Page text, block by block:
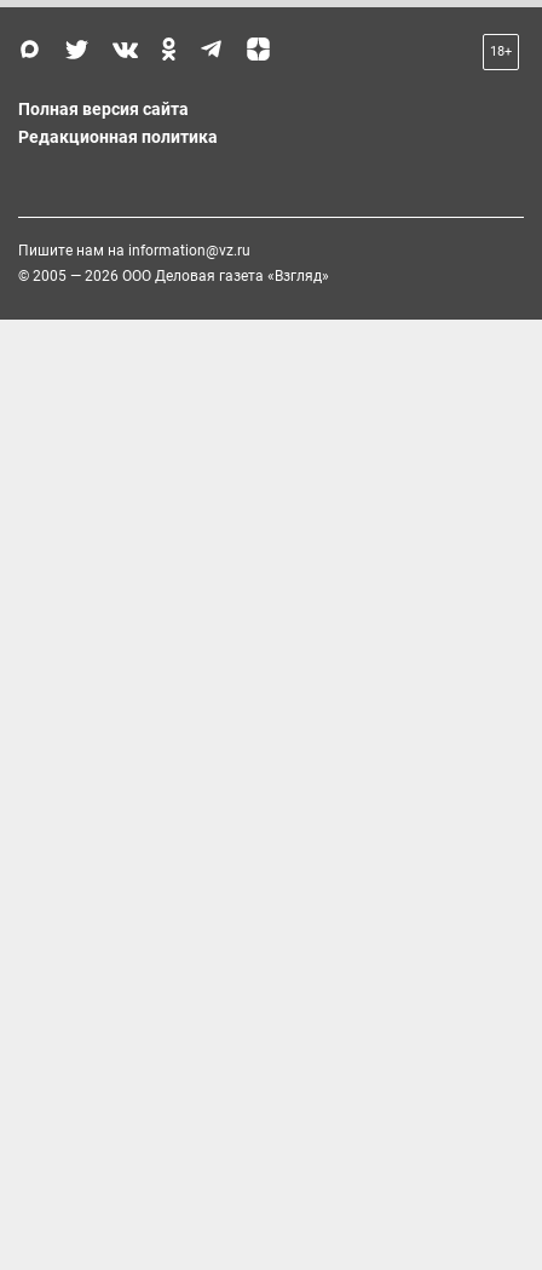
18+
Полная версия сайта
Редакционная политика
Пишите нам на information@vz.ru
© 2005 — 2026 ООО Деловая газета «Взгляд»